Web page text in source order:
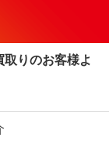
りのお客様よ